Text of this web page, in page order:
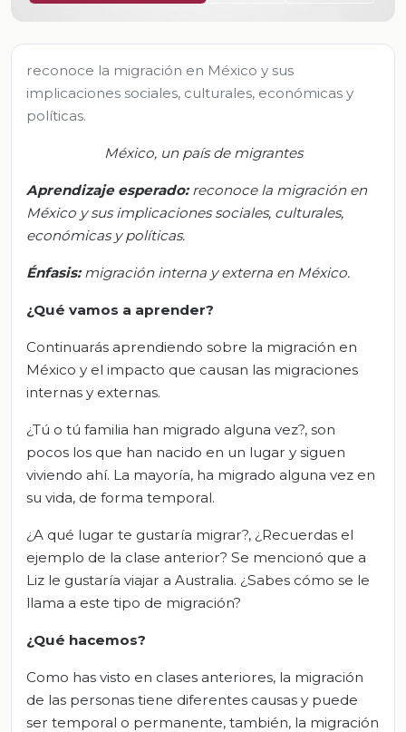
reconoce la migración en México y sus
implicaciones sociales, culturales, económicas y
políticas.
México, un país de migrantes
Aprendizaje esperado: reconoce la migración en
México y sus implicaciones sociales, culturales,
económicas y políticas.
Énfasis: migración interna y externa en México.
¿Qué vamos a aprender?
Continuarás aprendiendo sobre la migración en
México y el impacto que causan las migraciones
internas y externas.
¿Tú o tú familia han migrado alguna vez?, son
pocos los que han nacido en un lugar y siguen
viviendo ahí. La mayoría, ha migrado alguna vez en
su vida, de forma temporal.
¿A qué lugar te gustaría migrar?, ¿Recuerdas el
ejemplo de la clase anterior? Se mencionó que a
Liz le gustaría viajar a Australia. ¿Sabes cómo se le
llama a este tipo de migración?
¿Qué hacemos?
Como has visto en clases anteriores, la migración
de las personas tiene diferentes causas y puede
ser temporal o permanente, también, la migración